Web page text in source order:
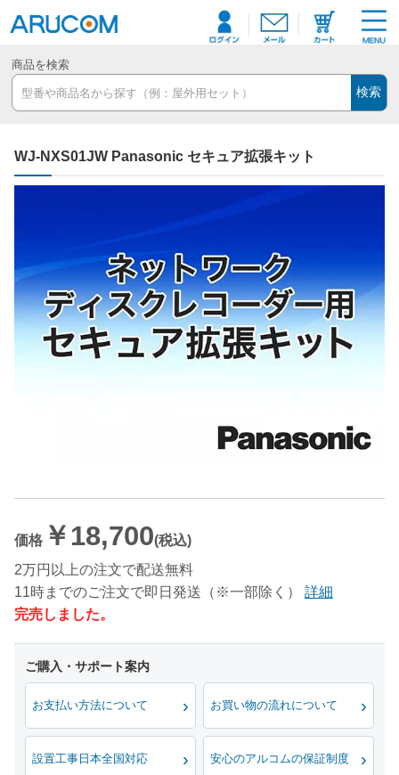
商品を検索
検索
WJ-NXS01JW Panasonic セキュア拡張キット
価格 ￥18,700(税込)
2万円以上の注文で配送無料
11時までのご注文で即日発送（※一部除く）
詳細
完売しました。
お支払い方法について お買い物の流れについて
設置工事日本全国対応 安心のアルコムの保証制度